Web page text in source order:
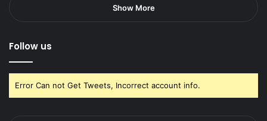
Show More
Follow us
Error Can not Get Tweets, Incorrect account info.